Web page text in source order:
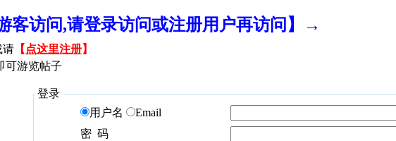
客访问,请登录访问或注册用户再访问】→
请 【 点这里注册】
可游览帖子
登录
用户名
Email
密 码